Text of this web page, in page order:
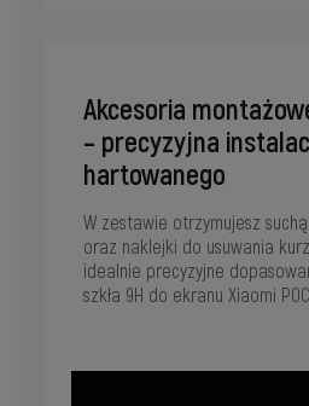
Akcesoria
– precyzyjna
hartowanego
W zestawie otrzymujesz
oraz naklejki do usuwania
idealnie precyzyjne
szkła 9H do ekranu Xiaomi